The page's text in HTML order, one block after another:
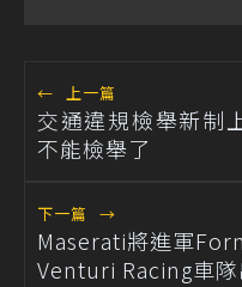
← 上一篇
交通違規檢舉新
不能檢舉了
下一篇 →
Maserati將進軍
Venturi Racing車